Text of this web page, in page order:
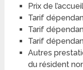
Prix de
Tarif
Tarif
Tarif
Autres
du résident